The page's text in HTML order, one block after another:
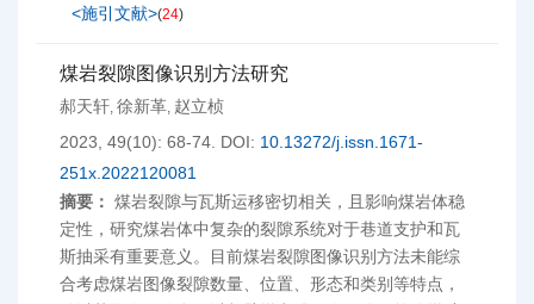
<施引文献>(24)
煤岩裂隙图像识别方法研究
郝天轩, 徐新革, 赵立桢
2023, 49(10): 68-74. DOI: 10.13272/j.issn.1671-
251x.2022120081
摘要： 煤岩裂隙与瓦斯运移密切相关，且影响煤岩体稳
定性，研究煤岩体中复杂的裂隙系统对于巷道支护和瓦
斯抽采有重要意义。目前煤岩裂隙图像识别方法未能综
合考虑煤岩图像裂隙数量、位置、形态和类别等特点，